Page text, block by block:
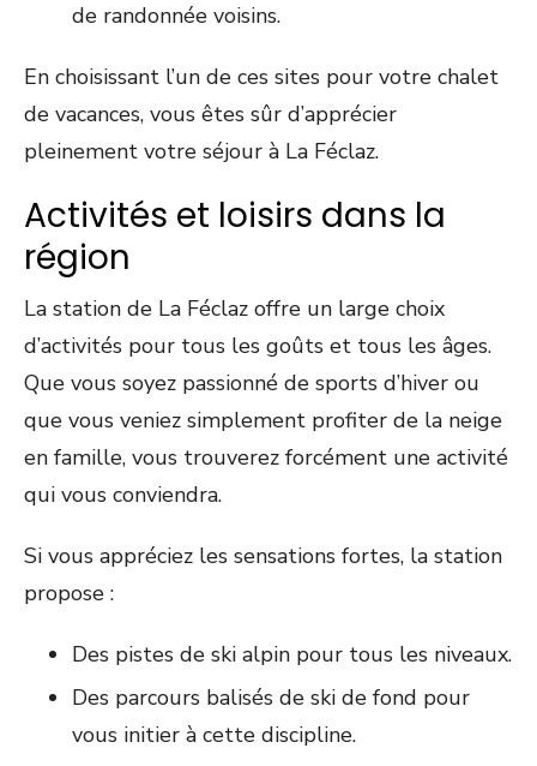
de randonnée voisins.
En choisissant l’un de ces sites pour votre chalet
de vacances, vous êtes sûr d’apprécier
pleinement votre séjour à La Féclaz.
Activités et loisirs dans la
région
La station de La Féclaz offre un large choix
d’activités pour tous les goûts et tous les âges.
Que vous soyez passionné de sports d’hiver ou
que vous veniez simplement profiter de la neige
en famille, vous trouverez forcément une activité
qui vous conviendra.
Si vous appréciez les sensations fortes, la station
propose :
Des pistes de ski alpin pour tous les niveaux.
Des parcours balisés de ski de fond pour
vous initier à cette discipline.